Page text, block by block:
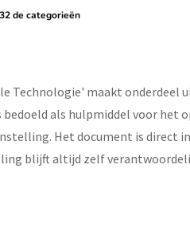
tonen/verbergen
de categorieën
maakt onderdeel
als hulpmiddel voor het
Het document is direct
blijft altijd zelf